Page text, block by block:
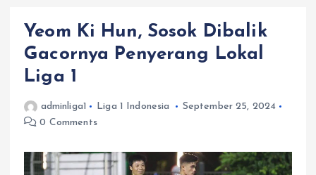
Yeom Ki Hun, Sosok Dibalik
Gacornya Penyerang Lokal
Liga 1
adminliga1 Liga 1 Indonesia
September 25, 2024
0 Comments